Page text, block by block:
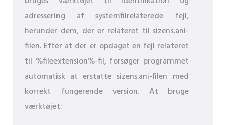
adressering af systemfilrelaterede fejl,
herunder dem, der er relateret til sizens.ani-
filen. Efter at der er opdaget en fejl relateret
til %fileextension%-fil, forsøger programmet
automatisk at erstatte sizens.ani-filen med
korrekt fungerende version. At bruge
værktøjet: